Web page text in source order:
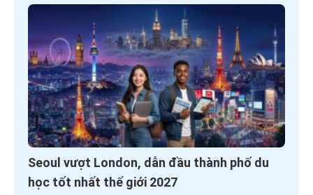
Seoul vượt London, dẫn đầu thành phố du
học tốt nhất thế giới 2027